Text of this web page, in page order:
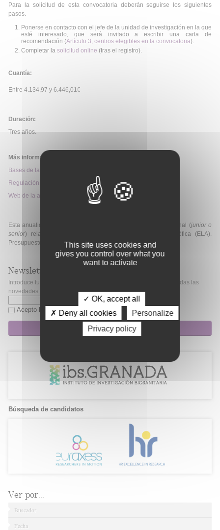
Para la solicitud de esta convocatoria deberán seguirse los siguientes
pasos.
Ponerse en contacto con el jefe de la unidad de investigación en la que
esté interesado, que será invitado a escribir una carta de
recomendación (Artículo 3, centros elegibles en la convocatoria).
Completar la solicitud online (tras el registro).
Cuantía:
Entre 4.134,97 y 6.446,01€
Duración:
Tres años.
Más información:
Bases de la convocatoria
Regulación
Web de la ayuda
Esta anualidad, como novedad, se financiará una beca adicional (junior o
senior) relacionada con la con la esclerosis lateral amiotrófica (ELA).
Presupuesto: 322.000€.
Newsletter
Introduce tu correo electrónico si quieres mantenerte al día de todas las
novedades de Fibao.
Acepto la política de privacidad
Suscripción
Búsqueda de candidatos
Ver por...
Buscador
Fecha
This site uses cookies and
gives you control over what you
want to activate
✓ OK, accept all
✗ Deny all cookies
Personalize
Privacy policy